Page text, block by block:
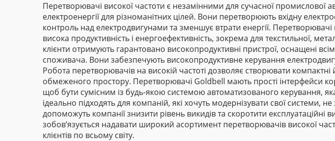
Перетворювачі високої частоти є незамінними для сучасної промислової
електроенергії для різноманітних цілей. Вони перетворюють вхідну
контроль над електродвигунами та зменшує втрати енергії.
висока продуктивність і енергоефективність, зокрема для текстильної,
клієнти отримують гарантовано високопродуктивні пристрої, оснащені
споживача. Вони забезпечують високопродуктивне керування
Робота перетворювачів на високій частоті дозволяє створювати
обмеженого простору. Перетворювачі Goldbell мають прості інтерфейси
щоб бути сумісним із будь-якою системою автоматизованого керування,
ідеально підходять для компаній, які хочуть модернізувати свої
допоможуть компанії знизити рівень викидів та скоротити
зобов’язується надавати широкий асортимент перетворювачів високої
клієнтів по всьому світу.